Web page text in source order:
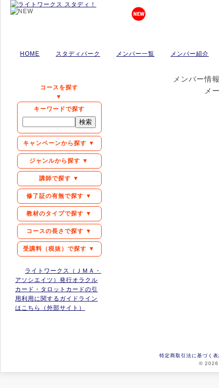
HOME スタディパーク メンバー一覧 メンバー紹介
コースを探す
▼
キーワードで探す
キャンペーンから探す ▼
ジャンルから探す ▼
講師で探す ▼
修了証の有無で探す ▼
教材のタイプで探す ▼
コースの長さで探す ▼
受講料（税抜）で探す ▼
ライトワークス（ＪＭＡ・
アソシエイツ）発行オラクル
カード・タロットカードの引
用利用に関するガイドライン
はこちら（外部サイト）
メンバー情
メ
特定商取引法に基づく
© 2026